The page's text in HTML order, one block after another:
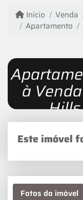
Início Venda
Apartamento
à
Este imóvel
Fotos do imóvel